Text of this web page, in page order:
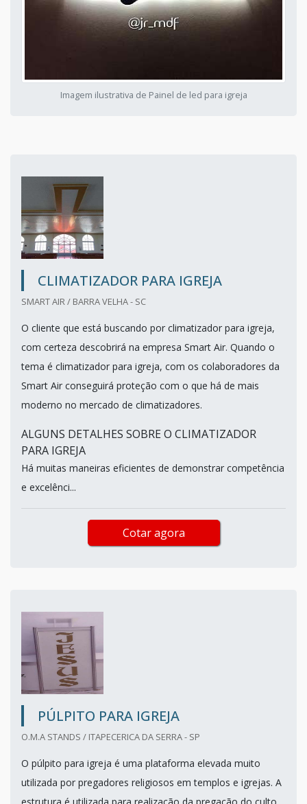
Imagem ilustrativa de Painel de led para igreja
CLIMATIZADOR PARA IGREJA
SMART AIR / BARRA VELHA - SC
O cliente que está buscando por climatizador para igreja,
com certeza descobrirá na empresa Smart Air. Quando o
tema é climatizador para igreja, com os colaboradores da
Smart Air conseguirá proteção com o que há de mais
moderno no mercado de climatizadores.
ALGUNS DETALHES SOBRE O CLIMATIZADOR
PARA IGREJA
Há muitas maneiras eficientes de demonstrar competência
e excelênci...
Cotar agora
PÚLPITO PARA IGREJA
O.M.A STANDS / ITAPECERICA DA SERRA - SP
O púlpito para igreja é uma plataforma elevada muito
utilizada por pregadores religiosos em templos e igrejas. A